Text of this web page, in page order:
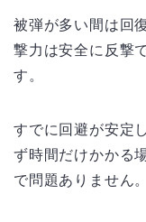
被弾が多い間は回
撃力は安全に反撃
す。
すでに回避が安定
ず時間だけかかる
で問題ありません。